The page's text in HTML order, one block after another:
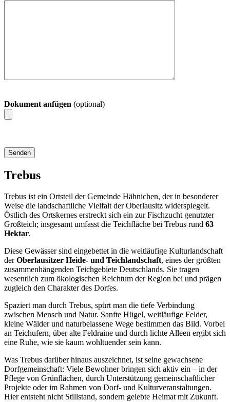
Dokument anfügen (optional)
Trebus
Trebus ist ein Ortsteil der Gemeinde Hähnichen, der in besonderer
Weise die landschaftliche Vielfalt der Oberlausitz widerspiegelt.
Östlich des Ortskernes erstreckt sich ein zur Fischzucht genutzter
Großteich; insgesamt umfasst die Teichfläche bei Trebus rund 63
Hektar.
Diese Gewässer sind eingebettet in die weitläufige Kulturlandschaft
derOberlausitzer Heide- und Teichlandschaft, eines der größten
zusammenhängenden Teichgebiete Deutschlands. Sie tragen
wesentlich zum ökologischen Reichtum der Region bei und prägen
zugleich den Charakter des Dorfes.
Spaziert man durch Trebus, spürt man die tiefe Verbindung
zwischen Mensch und Natur. Sanfte Hügel, weitläufige Felder,
kleine Wälder und naturbelassene Wege bestimmen das Bild. Vorbei
an Teichufern, über alte Feldraine und durch lichte Alleen ergibt sich
eine Ruhe, wie sie kaum wohltuender sein kann.
Was Trebus darüber hinaus auszeichnet, ist seine gewachsene
Dorfgemeinschaft: Viele Bewohner bringen sich aktiv ein – in der
Pflege von Grünflächen, durch Unterstützung gemeinschaftlicher
Projekte oder im Rahmen von Dorf- und Kulturveranstaltungen.
Hier entsteht nicht Stillstand, sondern gelebte Heimat mit Zukunft.